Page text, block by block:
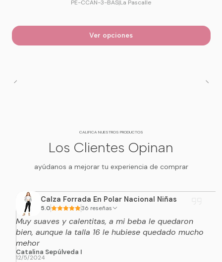
PE-CCAN-3-BAS|La Pascalle
Ver opciones
CALIFICA NUESTROS PRODUCTOS
Los Clientes Opinan
ayúdanos a mejorar tu experiencia de comprar
Calza Forrada En Polar Nacional Niñas
5.0 36 reseñas
Muy suaves y calentitas, a mi beba le quedaron
bien, aunque la talla 16 le hubiese quedado mucho
mehor
Catalina Sepúlveda I
12/5/2024